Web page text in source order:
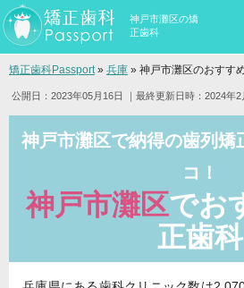
神戸市灘区の矯
正歯科
矯正歯科Passport» 兵庫 » 神戸市灘区のおすす
公開日：2023年05月16日 ｜最終更新日時：2024年2
神戸市灘区で納得の歯列矯
コ！
神戸市灘区でお
正歯科